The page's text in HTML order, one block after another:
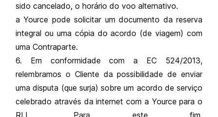
sido cancelado, o horário do voo alternativo.
a Yource pode solicitar um documento da reserva
integral ou uma cópia do acordo (de viagem) com
uma Contraparte.
6. Em conformidade com a EC 524/2013,
relembramos o Cliente da possibilidade de enviar
uma disputa (que surja) sobre um acordo de serviço
celebrado através da internet com a Yource para o
RLL. Para este fim,